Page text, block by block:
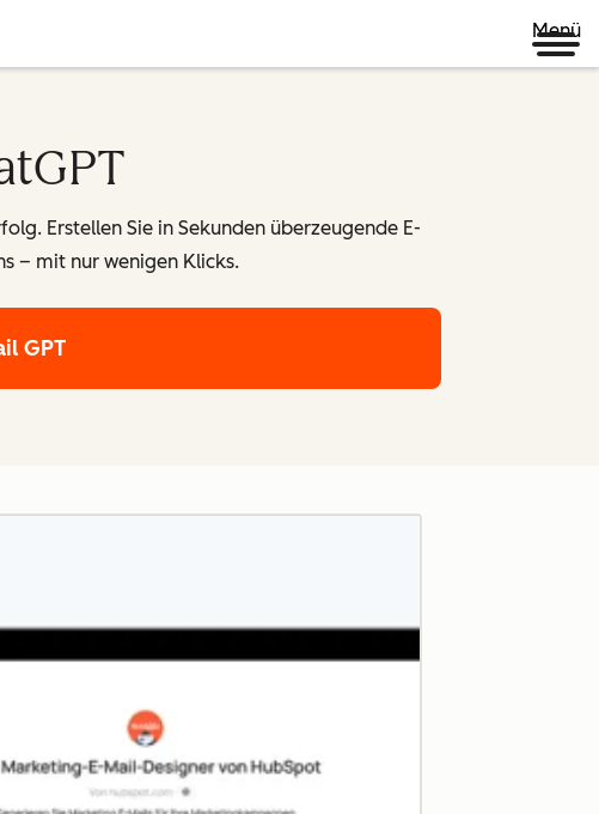
Menü
Erstellen Sie in Sekunden überzeugende E-
– mit nur wenigen Klicks.
GPT